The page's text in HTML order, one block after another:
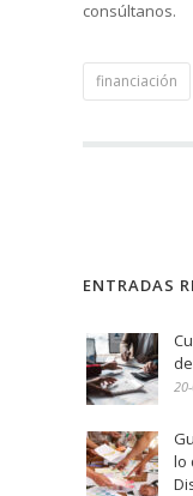
consúltanos.
financiación
ENTRADAS
lo